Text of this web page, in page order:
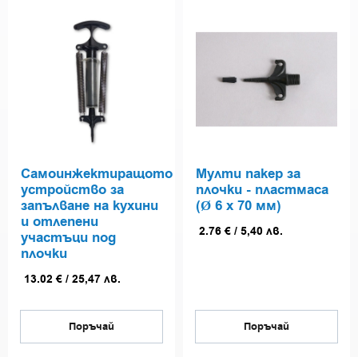
Самоинжектиращото
устройство за
запълване на кухини
и отлепени
участъци под
плочки
13.02 € / 25,47 лв.
Поръчай
Мулти пакер за
плочки - пластмаса
(Ø 6 х 70 мм)
2.76 € / 5,40 лв.
Поръчай